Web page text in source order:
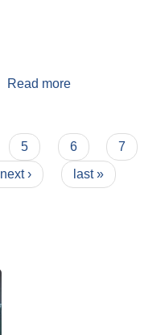
Read more
5 6
7
next › last »